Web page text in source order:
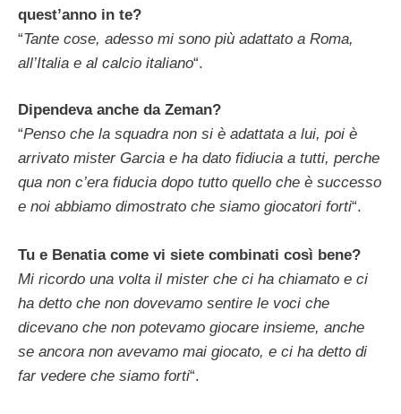
quest’anno in te?
“Tante cose, adesso mi sono più adattato a Roma,
all’Italia e al calcio italiano“.
Dipendeva anche da Zeman?
“Penso che la squadra non si è adattata a lui, poi è
arrivato mister Garcia e ha dato fidiucia a tutti, perche
qua non c’era fiducia dopo tutto quello che è successo
e noi abbiamo dimostrato che siamo giocatori forti“.
Tu e Benatia come vi siete combinati così bene?
Mi ricordo una volta il mister che ci ha chiamato e ci
ha detto che non dovevamo sentire le voci che
dicevano che non potevamo giocare insieme, anche
se ancora non avevamo mai giocato, e ci ha detto di
far vedere che siamo forti“.